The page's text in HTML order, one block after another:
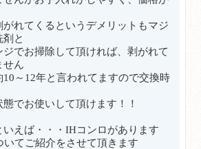
がれてくるというデメリットもマジ
剤と
でお掃除して頂ければ、剥がれて
せん
10～12年と言われてますので交換時
でお使いして頂けます！！
いえば・・・IHコンロがあります
いてご紹介をさせて頂きます